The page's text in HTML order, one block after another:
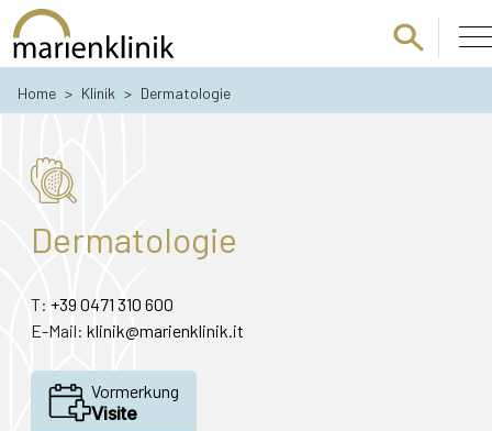
Zum Hauptinhalt springen
Home > Klinik > Dermatologie
Dermatologie
T: +39 0471 310 600
E-Mail: klinik@marienklinik.it
Vormerkung
Visite